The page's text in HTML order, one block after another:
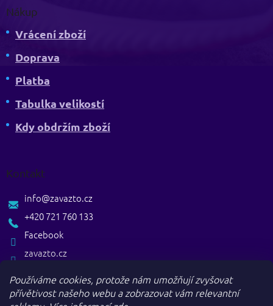
Používáme cookies, protože nám umožňují zvyšovat
přívětivost našeho webu a zobrazovat vám relevantní
Nákup
Vrácení zboží
Doprava
Platba
Tabulka velikostí
Kdy obdržím zboží
Kontakt
zavazto.cz
info@zavazto.cz
+420 721 760 133
Facebook